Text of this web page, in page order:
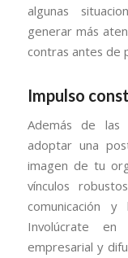
algunas
generar más
contras antes de
Impulso
Además de las
adoptar una
imagen de tu
vínculos
comunicación
Involúcrate en
empresarial y